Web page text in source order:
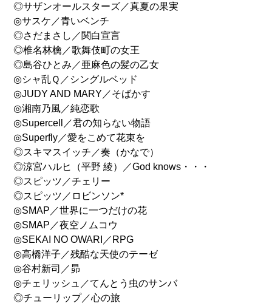
◎サザンオールスターズ／真夏の果実
◎サスケ／青いベンチ
◎さだまさし／関白宣言
◎椎名林檎／歌舞伎町の女王
◎島谷ひとみ／亜麻色の髪の乙女
◎シャ乱Ｑ／シングルベッド
◎JUDY AND MARY／そばかす
◎湘南乃風／純恋歌
◎Supercell／君の知らない物語
◎Superfly／愛をこめて花束を
◎スキマスイッチ／奏（かなで）
◎涼宮ハルヒ（平野 綾）／God knows・・・
◎スピッツ／チェリー
◎スピッツ／ロビンソン*
◎SMAP／世界に一つだけの花
◎SMAP／夜空ノムコウ
◎SEKAI NO OWARI／RPG
◎高橋洋子／残酷な天使のテーゼ
◎谷村新司／昴
◎チェリッシュ／てんとう虫のサンバ
◎チューリップ／心の旅